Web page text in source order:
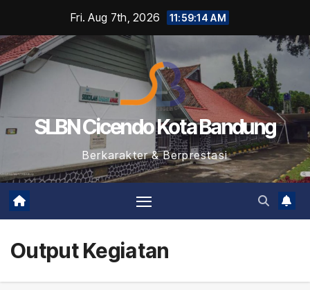
content
Fri. Aug 7th, 2026 11:59:14 AM
SLBN Cicendo Kota Bandung
Berkarakter & Berprestasi
Output Kegiatan